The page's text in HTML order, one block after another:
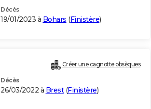
Décès
19/01/2023 à Bohars (Finistère)
Créer une cagnotte obsèques
Décès
26/03/2022 à Brest(Finistère)